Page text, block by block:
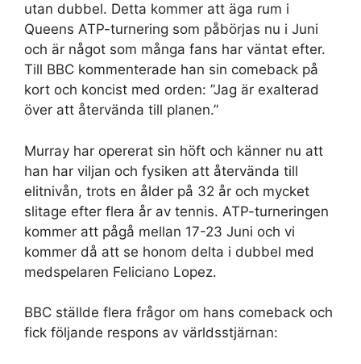
utan dubbel. Detta kommer att äga rum i
Queens ATP-turnering som påbörjas nu i Juni
och är något som många fans har väntat efter.
Till BBC kommenterade han sin comeback på
kort och koncist med orden: ”Jag är exalterad
över att återvända till planen.”
Murray har opererat sin höft och känner nu att
han har viljan och fysiken att återvända till
elitnivån, trots en ålder på 32 år och mycket
slitage efter flera år av tennis. ATP-turneringen
kommer att pågå mellan 17-23 Juni och vi
kommer då att se honom delta i dubbel med
medspelaren Feliciano Lopez.
BBC ställde flera frågor om hans comeback och
fick följande respons av världsstjärnan: